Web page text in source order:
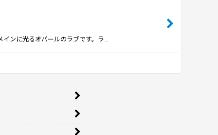
ンに光るオパールのラブです。ラ…